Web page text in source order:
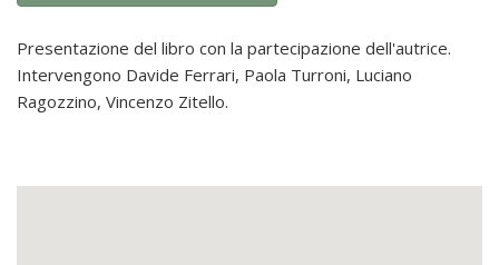
Presentazione del libro con la partecipazione dell'autrice.
Intervengono Davide Ferrari, Paola Turroni, Luciano
Ragozzino, Vincenzo Zitello.